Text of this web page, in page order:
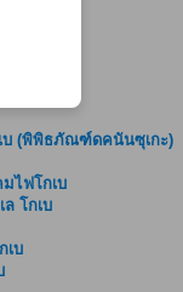
บ (พิพิธภัณฑ์ดคนันซุเกะ)
ไฟโกเบ
โกเบ
เบ